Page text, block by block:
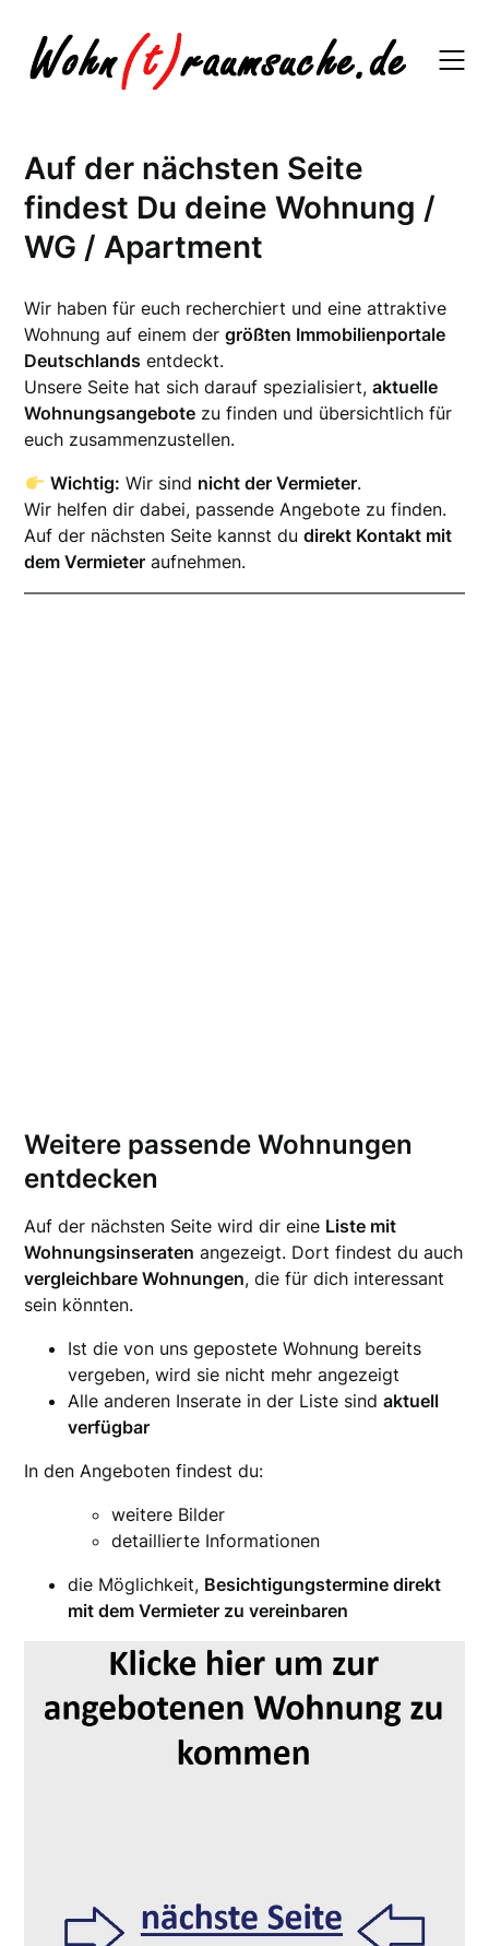
content
Auf der nächsten Seite
findest Du deine Wohnung /
WG / Apartment
Wir haben für euch recherchiert und eine attraktive
Wohnung auf einem dergrößten Immobilienportale
Deutschlands entdeckt.
Unsere Seite hat sich darauf spezialisiert,aktuelle
Wohnungsangebote zu finden und übersichtlich für
euch zusammenzustellen.
Wichtig: Wir sind nicht der Vermieter.
Wir helfen dir dabei, passende Angebote zu finden.
Auf der nächsten Seite kannst dudirekt Kontakt mit
dem Vermieter aufnehmen.
Weitere passende Wohnungen
entdecken
Auf der nächsten Seite wird dir eine Liste mit
Wohnungsinseraten angezeigt. Dort findest du auch
vergleichbare Wohnungen, die für dich interessant
sein könnten.
Ist die von uns gepostete Wohnung bereits
vergeben, wird sie nicht mehr angezeigt
Alle anderen Inserate in der Liste sindaktuell
verfügbar
In den Angeboten findest du:
weitere Bilder
detaillierte Informationen
die Möglichkeit, Besichtigungstermine direkt
mit dem Vermieter zu vereinbaren